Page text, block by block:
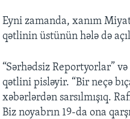
Eyni zamanda, xanım
qətlinin üstünün hələ də
“Sərhədsiz Reportyorlar”
qətlini pisləyir. “Bir neçə
xəbərlərdən sarsılmışıq.
Biz noyabrın 19-da ona